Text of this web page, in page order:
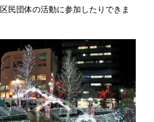
民団体の活動に参加したりできま